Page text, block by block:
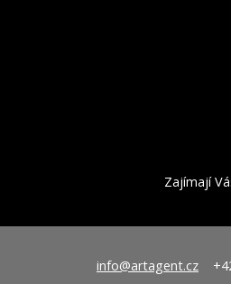
Zajímají
info@artagent.cz